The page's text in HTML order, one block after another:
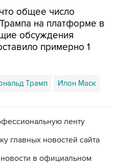
общее число
на платформе в
обсуждения
примерно 1
Трамп Илон Маск
ленту
главных новостей сайта
в официальном